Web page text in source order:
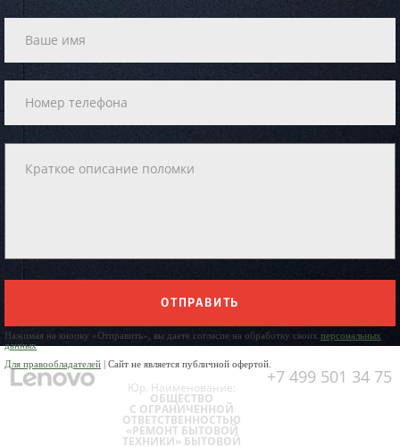
ОТПРАВИТЬ
Нажимая на кнопку «Отправить», вы даете согласие на обработку своих персональных
данных
Для правообладателей | Сайт не является публичной офертой.
+7 499 501 34 75
Юр. Наименование:
ОБЩЕСТВО
С ОГРАНИЧЕННОЙ
ОТВЕТСТВЕННОСТЬЮ
«РЕМОНТ БЫТОВОЙ
ТЕХНИКИ» БЫТОВОЙ